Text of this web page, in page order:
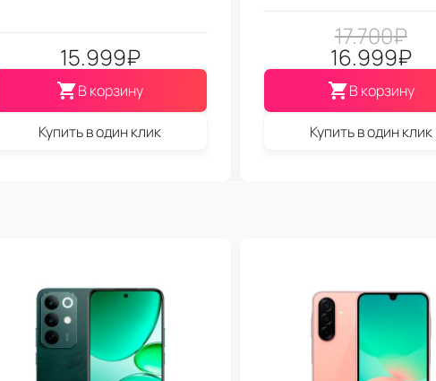
15.999₽
В корзину
Купить в один клик
17.700₽
16.999₽
В корзину
Купить в один клик